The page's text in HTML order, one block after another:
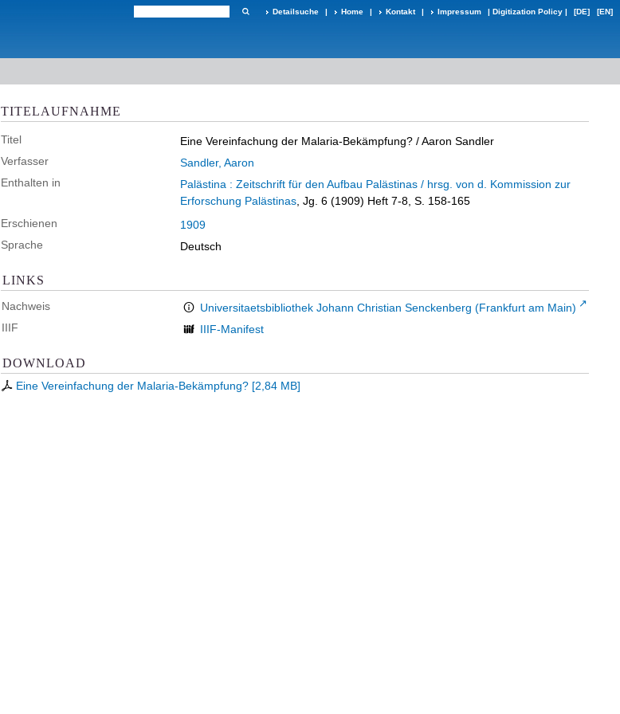
Detailsuche | Home | Kontakt | Impressum | Digitization Policy | [DE] [EN]
TITELAUFNAHME
Titel Eine Vereinfachung der Malaria-Bekämpfung? / Aaron Sandler
Verfasser
Sandler, Aaron
Enthalten in
Palästina : Zeitschrift für den Aufbau Palästinas / hrsg. von d. Kommission zur
Erforschung Palästinas , Jg. 6 (1909) Heft 7-8, S. 158-165
Erschienen
1909
Sprache
Deutsch
LINKS
Nachweis
Universitaetsbibliothek Johann Christian Senckenberg (Frankfurt am Main)
IIIF
IIIF-Manifest
DOWNLOAD
Eine Vereinfachung der Malaria-Bekämpfung? [2,84 MB]